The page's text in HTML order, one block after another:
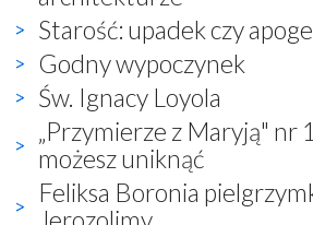
Starość: upadek czy
Godny wypoczynek
Św. Ignacy Loyola
„Przymierze z Maryją" nr
możesz uniknąć
Feliksa Boronia